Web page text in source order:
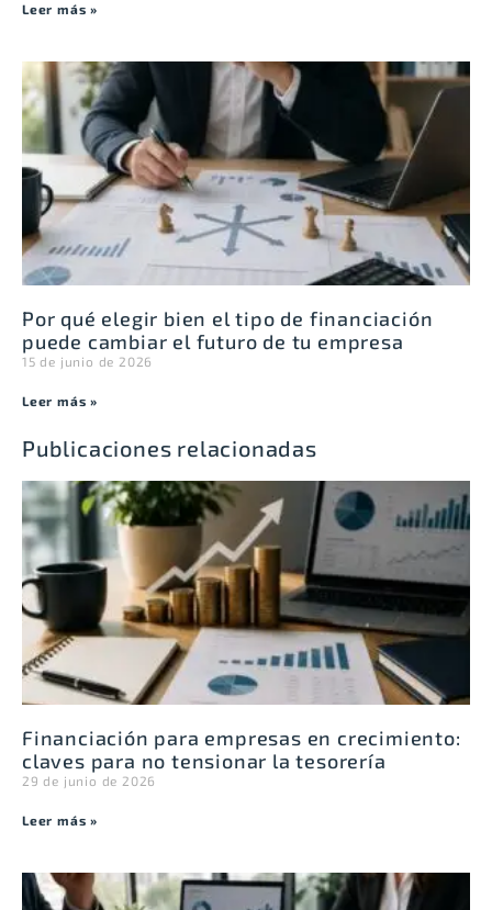
Leer más »
Por qué elegir bien el tipo de financiación
puede cambiar el futuro de tu empresa
15 de junio de 2026
Leer más »
Publicaciones relacionadas
Financiación para empresas en crecimiento:
claves para no tensionar la tesorería
29 de junio de 2026
Leer más »